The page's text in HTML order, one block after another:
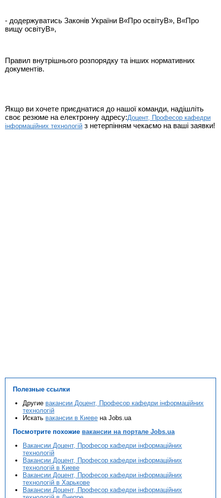
- додержуватись Законів України В«Про освітуВ», В«Про
вищу освітуВ»,
Правил внутрішнього розпорядку та інших нормативних
документів.
Якщо ви хочете приєднатися до нашої команди, надішліть
своє резюме на електронну адресу:Доцент, Професор кафедри
інформаційних технологій з нетерпінням чекаємо на ваші заявки!
Полезные ссылки
Другие вакансии Доцент, Професор кафедри інформаційних
технологій
Искать вакансии в Киеве на Jobs.ua
Посмотрите похожие вакансии на портале Jobs.ua
Вакансии Доцент, Професор кафедри інформаційних
технологій
Вакансии Доцент, Професор кафедри інформаційних
технологій в Киеве
Вакансии Доцент, Професор кафедри інформаційних
технологій в Харькове
Вакансии Доцент, Професор кафедри інформаційних